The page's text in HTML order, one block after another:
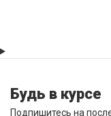
Будь в курсе
Подпишитесь на